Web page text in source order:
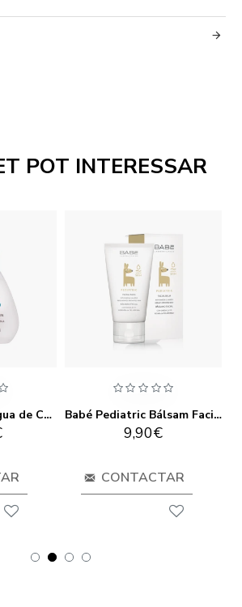
POT INTERESSAR
Babé Pediatric Aigua de Colònia 100ml Babé Pediatric Bálsam Facial Pell Irritada 50ml
9,90€
CONTACTAR